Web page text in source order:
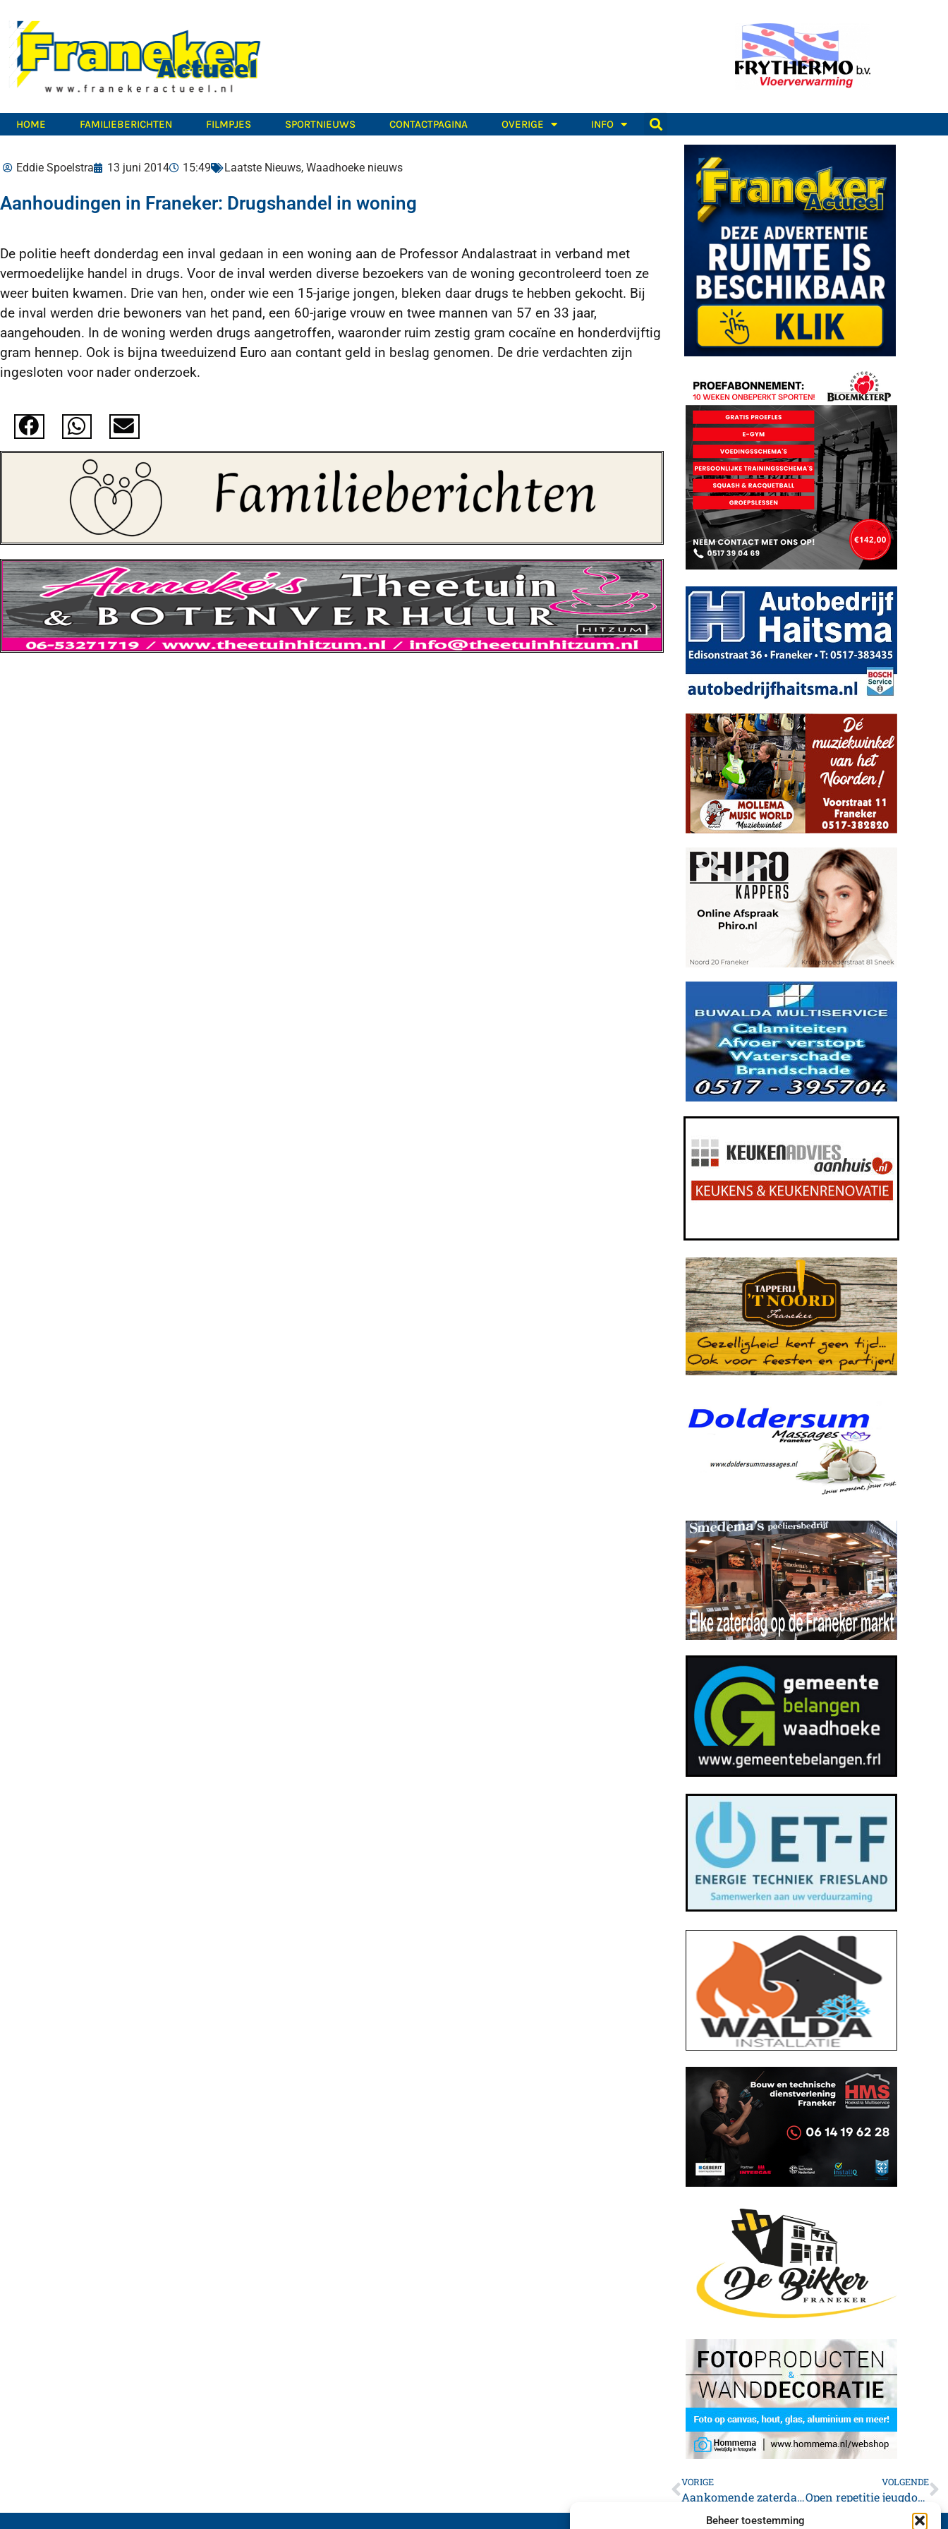
Beheer toestemming
HOME FAMILIEBERICHTEN FILMPJES SPORTNIEUWS CONTACTPAGINA OVERIGE INFO
Eddie Spoelstra 13 juni 2014 15:49 Laatste Nieuws, Waadhoeke nieuws
Aanhoudingen in Franeker: Drugshandel in woning
De politie heeft donderdag een inval gedaan in een woning aan de Professor Andalastraat in verband met
vermoedelijke handel in drugs. Voor de inval werden diverse bezoekers van de woning gecontroleerd toen ze
weer buiten kwamen. Drie van hen, onder wie een 15-jarige jongen, bleken daar drugs te hebben gekocht. Bij
de inval werden drie bewoners van het pand, een 60-jarige vrouw en twee mannen van 57 en 33 jaar,
aangehouden. In de woning werden drugs aangetroffen, waaronder ruim zestig gram cocaïne en honderdvijftig
gram hennep. Ook is bijna tweeduizend Euro aan contant geld in beslag genomen. De drie verdachten zijn
ingesloten voor nader onderzoek.
VORIGE
Aankomende zaterdag 3e editie ZachteBal PC
VOLGENDE
Open repetitie jeugdorkest Advendo 25 juni